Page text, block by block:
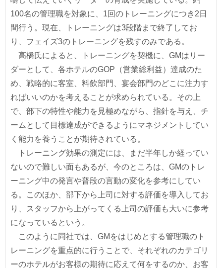
100名の管理職を対象に、1回のトレーニングにつき2日
間行う。現在、トレーニングは3段階まで終了してお
り、フェイズ3のトレーニングを残すのみである。
高橋氏によると、トレーニングを契機に、GMはリー
ダーとして、各ホテルのGOP（営業総利益）達成のた
め、戦略的に客室、料飲部門、宴会部門のどこに注力す
ればいいのかを考えることが求められている。その上
で、部下の特性や能力を見極めながら、指針を与え、チ
ームとして目標達成ができるようにマネジメントしてい
く能力を養うことが期待されている。
トレーニング効果の測定には、まだ半年しか経ってい
ないので難しい面もあるが、今のところは、GMのトレ
ーニング中の発言や普段の言動の変化を参考にしてい
る。このほか、部下から上司に対する評価を導入してお
り、スタッフから上がってくる上司の評価も大いに参考
になっているという。
このように同社では、GMをはじめとする管理職のト
レーニングを重点的に行うことで、それぞれのカテゴリ
ーのホテルがお客様の期待に応えて何をするのか、お客